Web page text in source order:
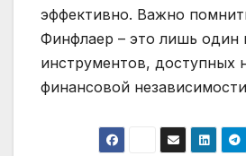
эффективно. Важно
Финфлаер – это лишь один
инструментов, доступных
финансовой